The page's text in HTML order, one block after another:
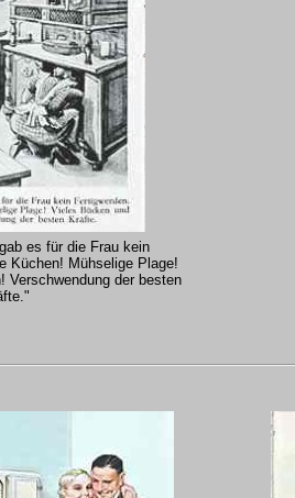
es für die Frau kein
Küchen! Mühselige Plage!
Verschwendung der besten